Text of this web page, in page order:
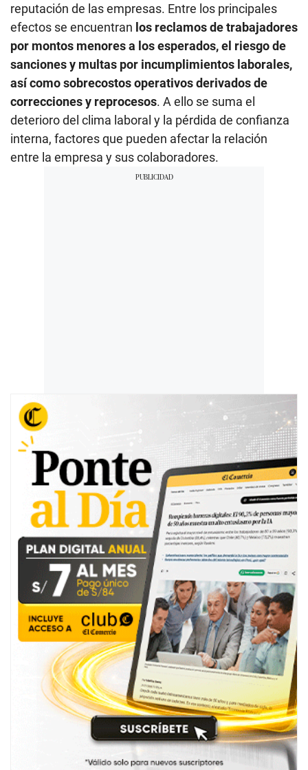
reputación de las empresas. Entre los principales
efectos se encuentran los reclamos de trabajadores
por montos menores a los esperados, el riesgo de
sanciones y multas por incumplimientos laborales,
así como sobrecostos operativos derivados de
correcciones y reprocesos. A ello se suma el
deterioro del clima laboral y la pérdida de confianza
interna, factores que pueden afectar la relación
entre la empresa y sus colaboradores.